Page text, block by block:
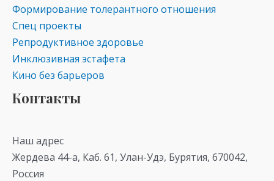
Формирование толерантного отношения
Спец проекты
Репродуктивное здоровье
Инклюзивная эстафета
Кино без барьеров
Контакты
Наш адрес
Жердева 44-а, Каб. 61, Улан-Удэ, Бурятия, 670042,
Россия